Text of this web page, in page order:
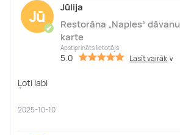
Jū
✔
Jūlija
Restorāna „Naples“ dāvanu
karte
Apstiprināts lietotājs
5.0 Lasīt vairāk ∨
Ļoti labi
2025-10-10